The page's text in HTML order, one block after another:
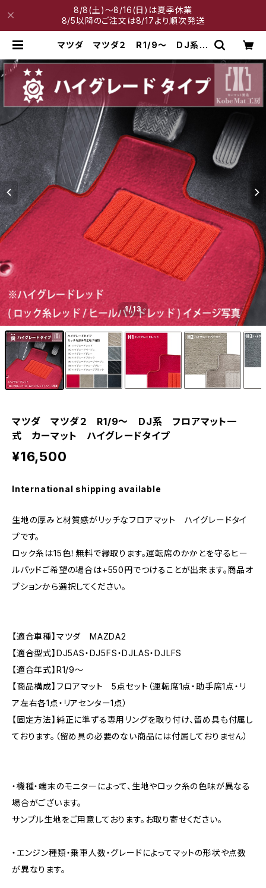
8/8(土)～8/16(日)は夏季休業
8/5以降のご注文は8/17より順次発送
マツダ マツダ２ R1/9〜 DJ系
グレードタイプ | 神戸マット工房
1/13
マツダ マツダ２ R1/9〜 DJ系 フロアマット一
式 カーマット ハイグレードタイプ
¥16,500
International shipping available
生地の厚みと材質感がリッチなフロアマット ハイグレードタイ
プです。
ロック糸は15色！無料で縁取ります。運転席のかかとを守るヒー
ルパッドご希望の場合は+550円でつけることが出来ます。商品オ
プションから選択してください。
【適合車種】マツダ MAZDA2
【適合型式】DJ5AS・DJ5FS・DJLAS・DJLFS
【適合年式】R1/9〜
【商品構成】フロアマット 5点セット（運転席1点・助手席1点・リ
ア左右各1点・リアセンター1点）
【固定方法】純正に準ずる専用リングを取り付け、留め具も付属し
ております。（留め具の必要のない商品には付属しておりません）
・機種・端末のモニターによって、生地やロック糸の色味が異なる
場合がございます。
サンプル生地をご用意しております。お取り寄せください。
・エンジン種類・乗車人数・グレードによってマットの形状や点数
が異なります。